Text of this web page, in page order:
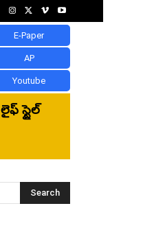
E-Paper
AP
Youtube
లైఫ్ స్టైల్
Search